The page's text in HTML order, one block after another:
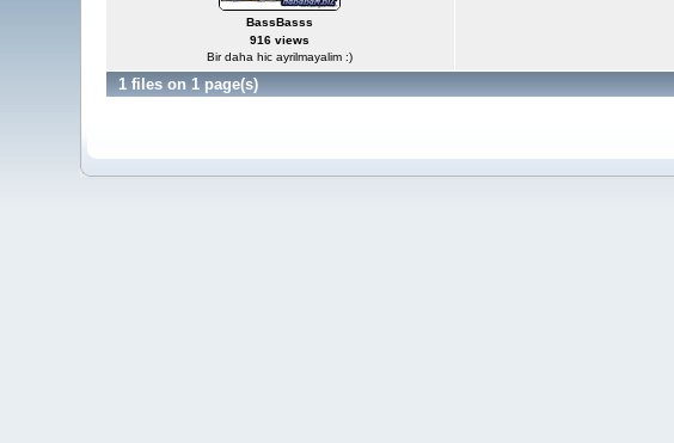
BassBasss
916 views
Bir daha hic ayrilmayalim :)
1 files on 1 page(s)